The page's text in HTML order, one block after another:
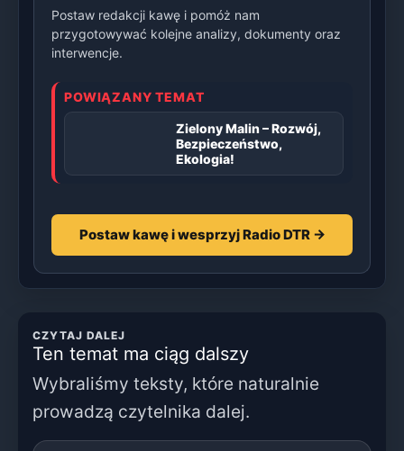
Postaw redakcji kawę i pomóż nam
przygotowywać kolejne analizy, dokumenty oraz
interwencje.
POWIĄZANY TEMAT
Zielony Malin – Rozwój,
Bezpieczeństwo,
Ekologia!
Postaw kawę i wesprzyj Radio DTR →
CZYTAJ DALEJ
Ten temat ma ciąg dalszy
Wybraliśmy teksty, które naturalnie
prowadzą czytelnika dalej.